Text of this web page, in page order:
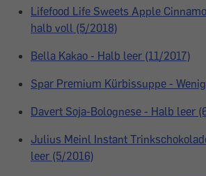
Lifefood Life Sweets Apple
halb voll (5/2018)
Bella Kakao - Halb leer (11/2017)
Spar Premium Kürbissuppe -
Davert Soja-Bolognese - Halb leer
Julius Meinl Instant
leer (5/2016)